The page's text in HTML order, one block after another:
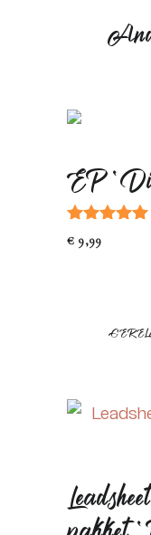
EP
Gewaardeerd
5.00
€ 9,99